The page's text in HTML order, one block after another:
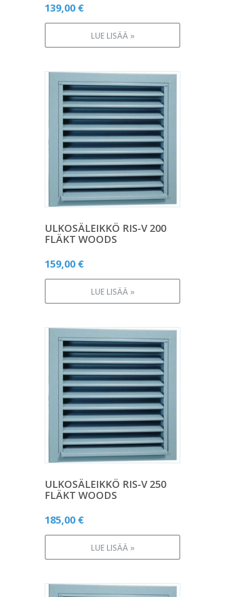
139,00 €
LUE LISÄÄ »
ULKOSÄLEIKKÖ RIS-V 200
FLÄKT WOODS
159,00 €
LUE LISÄÄ »
ULKOSÄLEIKKÖ RIS-V 250
FLÄKT WOODS
185,00 €
LUE LISÄÄ »